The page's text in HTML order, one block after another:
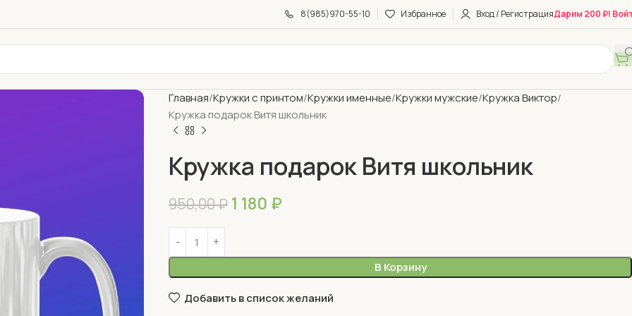
8(985)970-55-10 Избранное Вход / РегистрацияДарим 200 ₽!
Главная Кружки с принтом Кружки именные Кружки мужские Кружка Виктор
Кружка подарок Витя школьник
Кружка подарок Витя школьник
950,00₽ 1 180 ₽
В Корзину
Добавить в список желаний